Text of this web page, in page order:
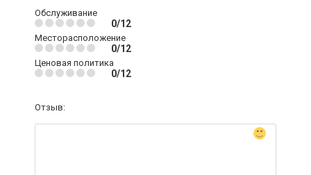
Обслуживание
0/12
Месторасположение
0/12
Ценовая политика
0/12
Отзыв: